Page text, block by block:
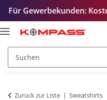
Zurück zur Liste Sweatshirts